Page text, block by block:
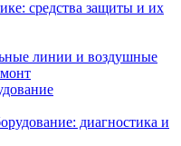
средства защиты и их
линии и воздушные
диагностика и